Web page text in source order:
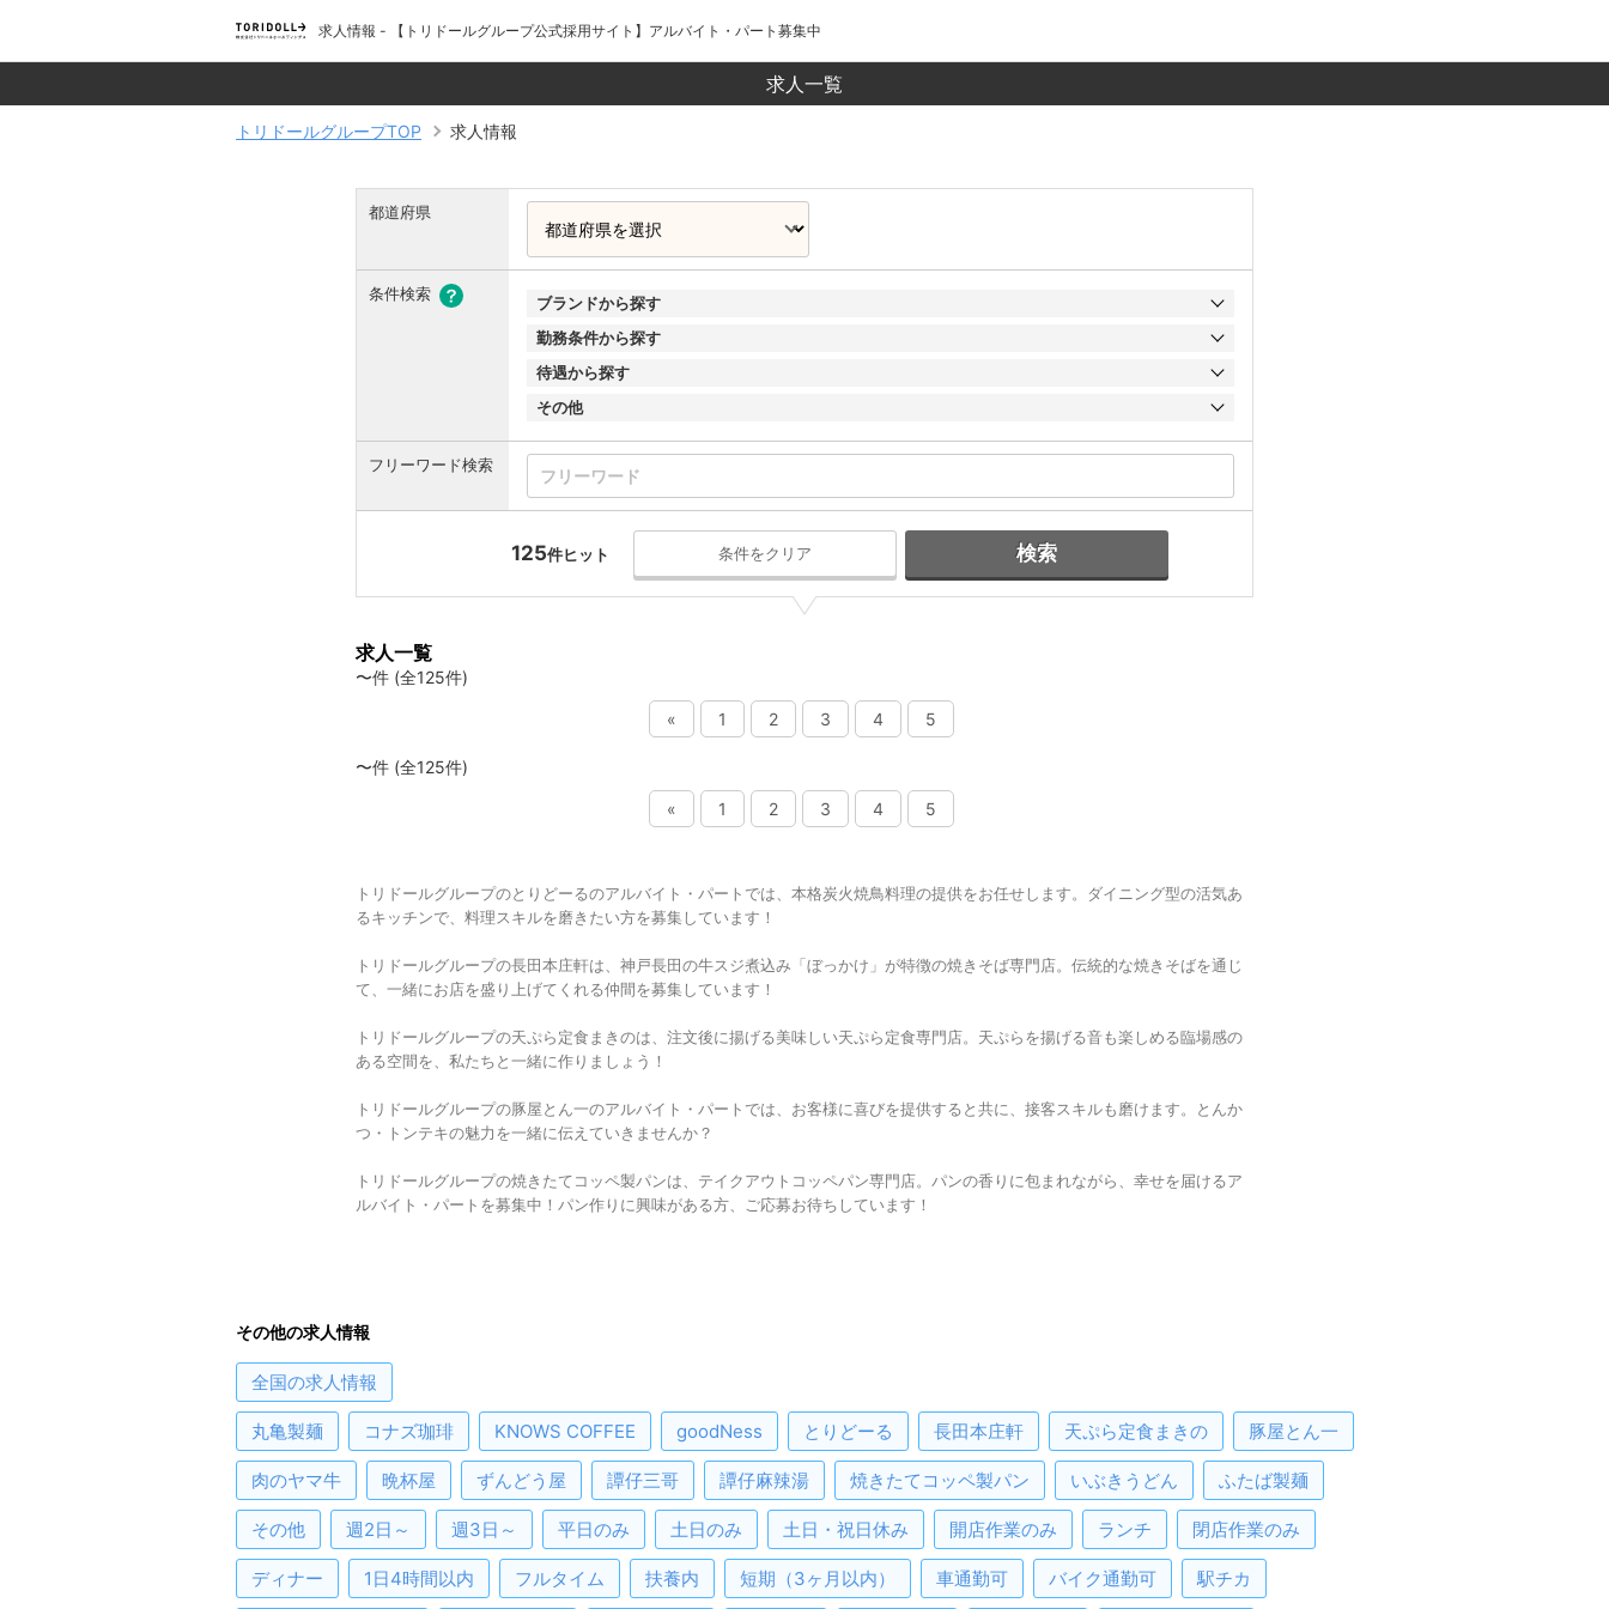
求人情報 - 【トリドールグループ公式採用サイト】アルバイト・パート募集中
求人一覧
トリドールグループTOP 求人情報
都道府県
条件検索
ブランドから探す
勤務条件から探す
待遇から探す
その他
フリーワード検索
125件ヒット 条件をクリア 検索
求人一覧
〜件 (全125件)
« 1 2 3 4 5
〜件 (全125件)
« 1 2 3 4 5
トリドールグループのとりどーるのアルバイト・パートでは、本格炭火焼鳥料理の提供をお任せします。ダイニング型の活気あ
るキッチンで、料理スキルを磨きたい方を募集しています！
トリドールグループの長田本庄軒は、神戸長田の牛スジ煮込み「ぼっかけ」が特徴の焼きそば専門店。伝統的な焼きそばを通じ
て、一緒にお店を盛り上げてくれる仲間を募集しています！
トリドールグループの天ぷら定食まきのは、注文後に揚げる美味しい天ぷら定食専門店。天ぷらを揚げる音も楽しめる臨場感の
ある空間を、私たちと一緒に作りましょう！
トリドールグループの豚屋とん一のアルバイト・パートでは、お客様に喜びを提供すると共に、接客スキルも磨けます。とんか
つ・トンテキの魅力を一緒に伝えていきませんか？
トリドールグループの焼きたてコッペ製パンは、テイクアウトコッペパン専門店。パンの香りに包まれながら、幸せを届けるア
ルバイト・パートを募集中！パン作りに興味がある方、ご応募お待ちしています！
その他の求人情報
全国の求人情報
丸亀製麺 コナズ珈琲 KNOWS COFFEE goodNess とりどーる 長田本庄軒 天ぷら定食まきの 豚屋とん一
肉のヤマ牛 晩杯屋 ずんどう屋 譚仔三哥 譚仔麻辣湯 焼きたてコッペ製パン いぶきうどん ふたば製麺
その他 週2日～ 週3日～ 平日のみ 土日のみ 土日・祝日休み 開店作業のみ ランチ 閉店作業のみ
ディナー 1日4時間以内 フルタイム 扶養内 短期（3ヶ月以内） 車通勤可 バイク通勤可 駅チカ